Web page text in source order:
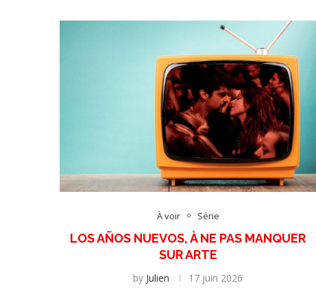
À voir Série
LOS AÑOS NUEVOS, À NE PAS MANQUER
SUR ARTE
by Julien 17 juin 2026